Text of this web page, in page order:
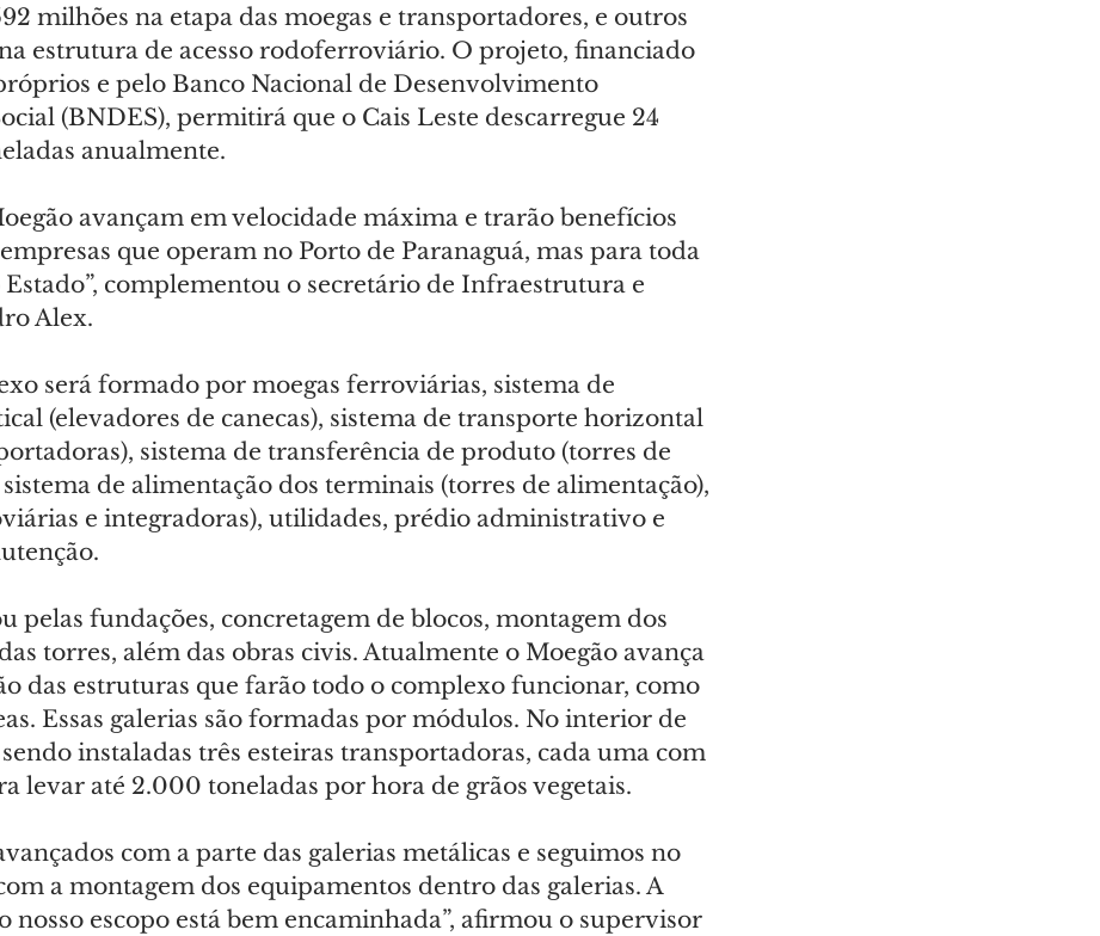
milhões na etapa das moegas e transportadores, e outros
estrutura de acesso rodoferroviário. O projeto, financiado
e pelo Banco Nacional de Desenvolvimento
(BNDES), permitirá que o Cais Leste descarregue 24
anualmente.
avançam em velocidade máxima e trarão benefícios
que operam no Porto de Paranaguá, mas para toda
complementou o secretário de Infraestrutura e
Alex.
será formado por moegas ferroviárias, sistema de
(elevadores de canecas), sistema de transporte horizontal
sistema de transferência de produto (torres de
de alimentação dos terminais (torres de alimentação),
e integradoras), utilidades, prédio administrativo e
pelas fundações, concretagem de blocos, montagem dos
torres, além das obras civis. Atualmente o Moegão avança
das estruturas que farão todo o complexo funcionar, como
Essas galerias são formadas por módulos. No interior de
instaladas três esteiras transportadoras, cada uma com
levar até 2.000 toneladas por hora de grãos vegetais.
com a parte das galerias metálicas e seguimos no
a montagem dos equipamentos dentro das galerias. A
nosso escopo está bem encaminhada”, afirmou o supervisor